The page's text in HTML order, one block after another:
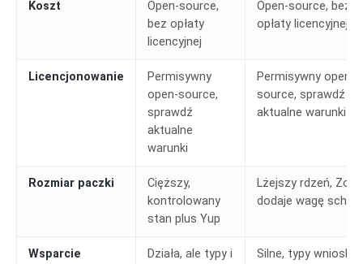
Koszt
Open-source,
bez opłaty
licencyjnej
Open-source, bez
opłaty licencyjnej
Licencjonowanie
Permisywny
open-source,
sprawdź
aktualne
warunki
Permisywny open-
source, sprawdź
aktualne warunki
Rozmiar paczki
Cięższy,
kontrolowany
stan plus Yup
Lżejszy rdzeń, Zod
dodaje wagę
Wsparcie
Działa, ale typy i
Silne, typy